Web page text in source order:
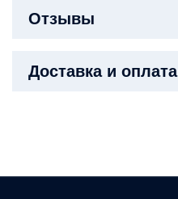
Отзывы
Доставка и оплата